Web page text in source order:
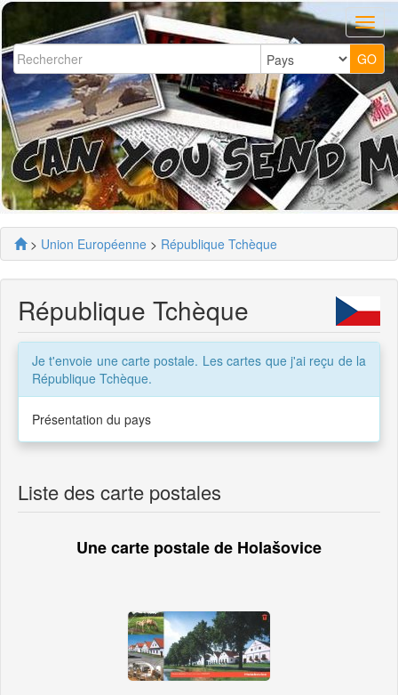
> Union Européenne > République Tchèque
République Tchèque
Je t'envoie une carte postale. Les cartes que j'ai reçu de la
République Tchèque.
Présentation du pays
Liste des carte postales
Une carte postale de Holašovice